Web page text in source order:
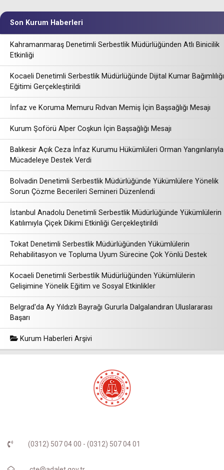
Son Kurum Haberleri
Kahramanmaraş Denetimli Serbestlik Müdürlüğünden Atlı Binicilik
Etkinliği
Kocaeli Denetimli Serbestlik Müdürlüğünde Dijital Kumar Bağımlılığı
Eğitimi Gerçekleştirildi
İnfaz ve Koruma Memuru Rıdvan Memiş İçin Başsağlığı Mesajı
Kurum Şoförü Alper Coşkun İçin Başsağlığı Mesajı
Balıkesir Açık Ceza İnfaz Kurumu Hükümlüleri Orman Yangınlarıyla
Mücadeleye Destek Verdi
Bolvadin Denetimli Serbestlik Müdürlüğünde Yükümlülere Yönelik
Sorun Çözme Becerileri Semineri Düzenlendi
İstanbul Anadolu Denetimli Serbestlik Müdürlüğünde Yükümlülerin
Katılımıyla Çiçek Dikimi Etkinliği Gerçekleştirildi
Tokat Denetimli Serbestlik Müdürlüğünden Yükümlülerin
Rehabilitasyon ve Topluma Uyum Sürecine Çok Yönlü Destek
Kocaeli Denetimli Serbestlik Müdürlüğünden Yükümlülerin
Gelişimine Yönelik Eğitim ve Sosyal Etkinlikler
Belgrad'da Ay Yıldızlı Bayrağı Gururla Dalgalandıran Uluslararası
Başarı
Kurum Haberleri Arşivi
(0312) 507 04 00 - (0312) 507 04 01